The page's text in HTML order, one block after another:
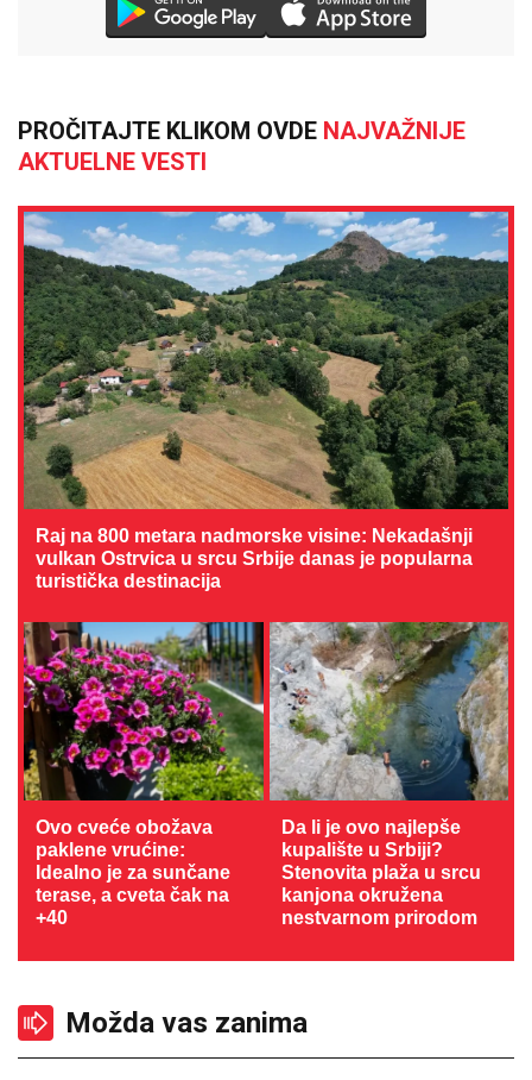
PROČITAJTE KLIKOM OVDE NAJVAŽNIJE
AKTUELNE VESTI
Raj na 800 metara nadmorske visine: Nekadašnji
vulkan Ostrvica u srcu Srbije danas je popularna
turistička destinacija
Ovo cveće obožava
paklene vrućine:
Idealno je za sunčane
terase, a cveta čak na
+40
Da li je ovo najlepše
kupalište u Srbiji?
Stenovita plaža u srcu
kanjona okružena
nestvarnom prirodom
Možda vas zanima